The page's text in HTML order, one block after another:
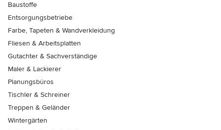
Baustoffe
Entsorgungsbetriebe
Farbe, Tapeten & Wandverkleidung
Fliesen & Arbeitsplatten
Gutachter & Sachverständige
Maler & Lackierer
Planungsbüros
Tischler & Schreiner
Treppen & Geländer
Wintergärten